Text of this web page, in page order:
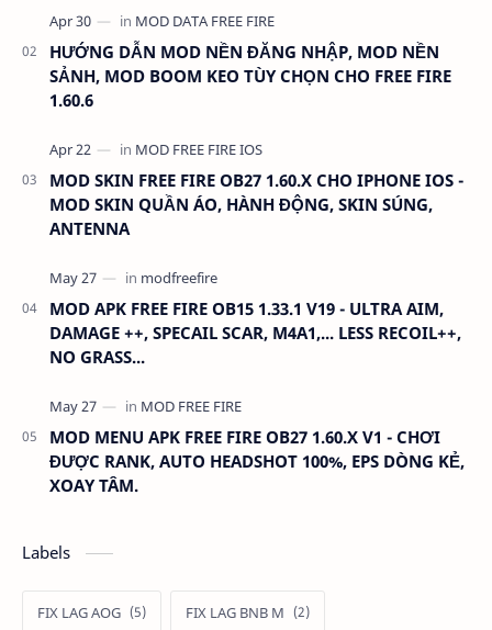
HƯỚNG DẪN MOD NỀN ĐĂNG NHẬP, MOD NỀN
SẢNH, MOD BOOM KEO TÙY CHỌN CHO FREE FIRE
1.60.6
MOD SKIN FREE FIRE OB27 1.60.X CHO IPHONE IOS -
MOD SKIN QUẦN ÁO, HÀNH ĐỘNG, SKIN SÚNG,
ANTENNA
MOD APK FREE FIRE OB15 1.33.1 V19 - ULTRA AIM,
DAMAGE ++, SPECAIL SCAR, M4A1,... LESS RECOIL++,
NO GRASS...
MOD MENU APK FREE FIRE OB27 1.60.X V1 - CHƠI
ĐƯỢC RANK, AUTO HEADSHOT 100%, EPS DÒNG KẺ,
XOAY TÂM.
Labels
FIX LAG AOG FIX LAG BNB M